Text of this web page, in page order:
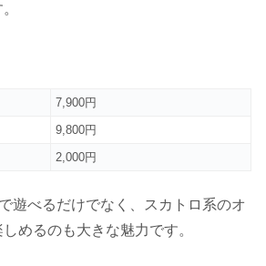
7,900円
9,800円
2,000円
遊べるだけでなく、スカトロ系のオ
めるのも大きな魅力です。